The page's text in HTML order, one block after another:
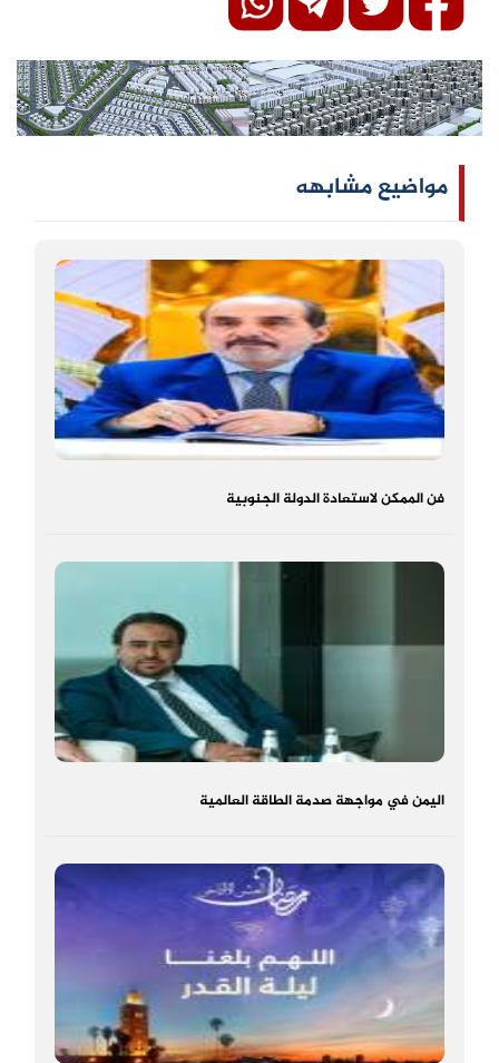
مواضيع مشابهه
فن الممكن لاستعادة الدولة الجنوبية
اليمن في مواجهة صدمة الطاقة العالمية